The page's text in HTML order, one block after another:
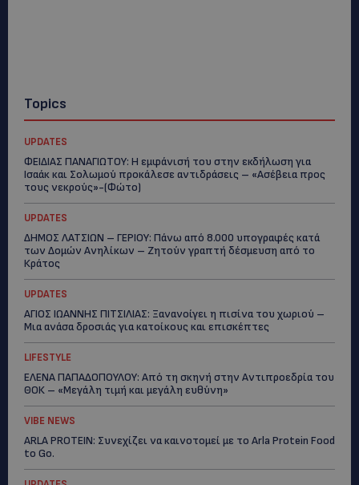
Topics
UPDATES
ΦΕΙΔΙΑΣ ΠΑΝΑΓΙΩΤΟΥ: Η εμφάνισή του στην εκδήλωση για
Ισαάκ και Σολωμού προκάλεσε αντιδράσεις – «Ασέβεια προς
τους νεκρούς»-(Φώτο)
UPDATES
ΔΗΜΟΣ ΛΑΤΣΙΩΝ – ΓΕΡΙΟΥ: Πάνω από 8.000 υπογραφές κατά
των Δομών Ανηλίκων – Ζητούν γραπτή δέσμευση από το
Κράτος
UPDATES
ΑΓΙΟΣ ΙΩΑΝΝΗΣ ΠΙΤΣΙΛΙΑΣ: Ξανανοίγει η πισίνα του χωριού –
Μια ανάσα δροσιάς για κατοίκους και επισκέπτες
LIFESTYLE
ΕΛΕΝΑ ΠΑΠΑΔΟΠΟΥΛΟΥ: Από τη σκηνή στην Αντιπροεδρία του
ΘΟΚ – «Μεγάλη τιμή και μεγάλη ευθύνη»
VIBE NEWS
ARLA PROTEIN: Συνεχίζει να καινοτομεί με το Arla Protein Food
to Go.